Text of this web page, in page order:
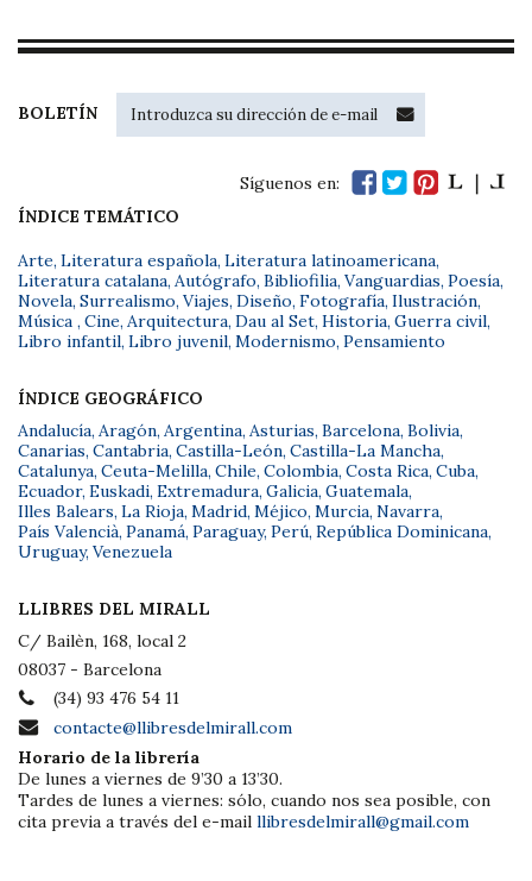
BOLETÍN
Síguenos en:
ÍNDICE TEMÁTICO
Arte, Literatura española, Literatura latinoamericana,
Literatura catalana, Autógrafo, Bibliofilia, Vanguardias, Poesía,
Novela, Surrealismo, Viajes, Diseño, Fotografía, Ilustración,
Música , Cine, Arquitectura, Dau al Set, Historia, Guerra civil,
Libro infantil, Libro juvenil, Modernismo, Pensamiento
ÍNDICE GEOGRÁFICO
Andalucía, Aragón, Argentina, Asturias, Barcelona, Bolivia,
Canarias, Cantabria, Castilla-León, Castilla-La Mancha,
Catalunya, Ceuta-Melilla, Chile, Colombia, Costa Rica, Cuba,
Ecuador, Euskadi, Extremadura, Galicia, Guatemala,
Illes Balears, La Rioja, Madrid, Méjico, Murcia, Navarra,
País Valencià, Panamá, Paraguay, Perú, República Dominicana,
Uruguay, Venezuela
LLIBRES DEL MIRALL
C/ Bailèn, 168, local 2
08037 - Barcelona
(34) 93 476 54 11
contacte@llibresdelmirall.com
Horario de la librería
De lunes a viernes de 9’30 a 13’30.
Tardes de lunes a viernes: sólo, cuando nos sea posible, con
cita previa a través del e-mail llibresdelmirall@gmail.com